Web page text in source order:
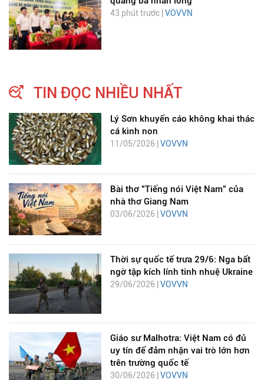
43 phút trước | VOVVN
TIN ĐỌC NHIỀU NHẤT
Lý Sơn khuyến cáo không khai thác
cá kình non
11/05/2026 | VOVVN
Bài thơ "Tiếng nói Việt Nam" của
nhà thơ Giang Nam
03/06/2026 | VOVVN
Thời sự quốc tế trưa 29/6: Nga bất
ngờ tập kích lính tinh nhuệ Ukraine
29/06/2026 | VOVVN
Giáo sư Malhotra: Việt Nam có đủ
uy tín để đảm nhận vai trò lớn hơn
trên trường quốc tế
30/06/2026 | VOVVN